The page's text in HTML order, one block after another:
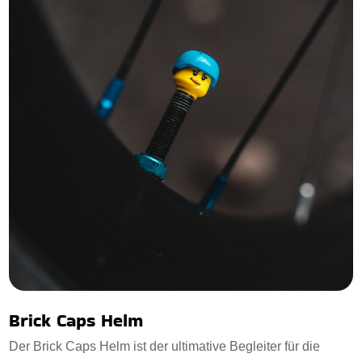
Brick Caps Helm
Der Brick Caps Helm ist der ultimative Begleiter für die